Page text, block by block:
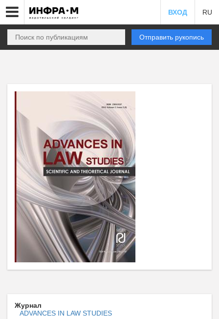
ВХОД RU
Отправить рукопись
Журнал
ADVANCES IN LAW STUDIES